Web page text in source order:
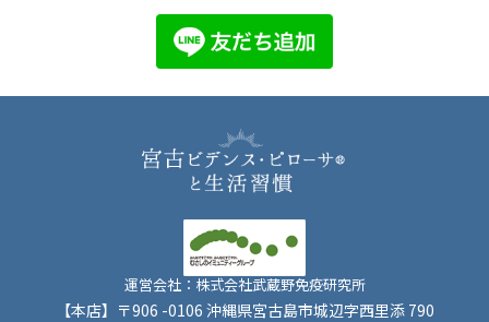
運営会社：株式会社武蔵野免疫研究所
【本店】〒906 -0106 沖縄県宮古島市城辺字西里添 790